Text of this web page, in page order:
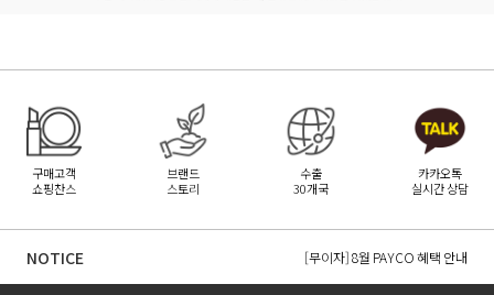
구매고객
쇼핑찬스
브랜드
스토리
수출
30개국
카카오톡
실시간 상담
NOTICE
[무이자] 8월 토스페이 무이자 할부안내
[무이자] 8월 PAYCO 혜택 안내